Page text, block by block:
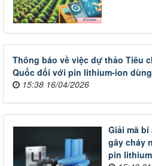
Thông báo về việc dự thảo Tiêu
Quốc đối với pin lithium-ion
15:38 16/04/2026
Giải mã
gây cháy
pin